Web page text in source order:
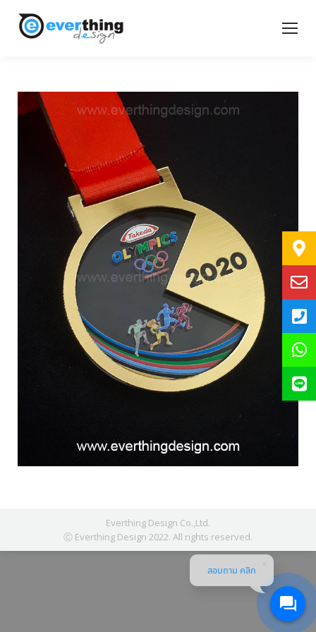
Everthing Design Co.,Ltd.
Ⓒ Everthing Design 2022. All rights reserved.
สอบถาม คลิก